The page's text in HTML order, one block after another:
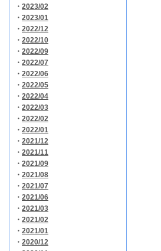
・ 2023/02
・ 2023/01
・ 2022/12
・ 2022/10
・ 2022/09
・ 2022/07
・ 2022/06
・ 2022/05
・ 2022/04
・ 2022/03
・ 2022/02
・ 2022/01
・ 2021/12
・ 2021/11
・ 2021/09
・ 2021/08
・ 2021/07
・ 2021/06
・ 2021/03
・ 2021/02
・ 2021/01
・ 2020/12